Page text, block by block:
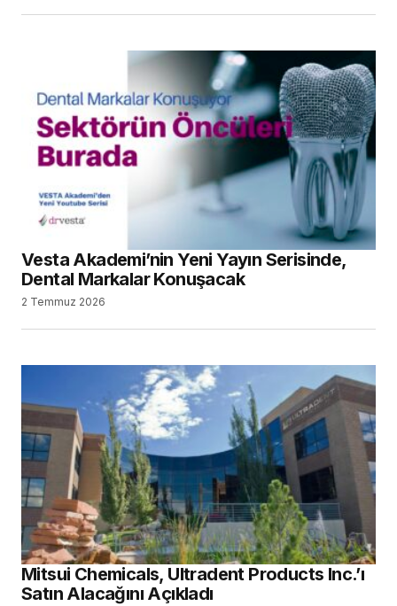
Vesta Akademi’nin Yeni Yayın Serisinde,
Dental Markalar Konuşacak
2 Temmuz 2026
Mitsui Chemicals, Ultradent Products Inc.’ı
Satın Alacağını Açıkladı